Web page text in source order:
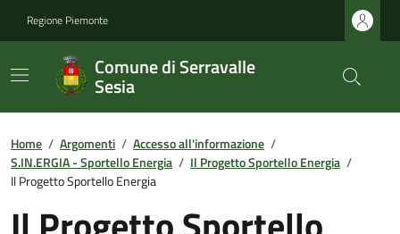
Regione Piemonte
Comune di Serravalle
Sesia
Home / Argomenti / Accesso all'informazione /
S.IN.ERGIA - Sportello Energia / Il Progetto Sportello Energia /
Il Progetto Sportello Energia